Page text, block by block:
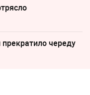
череду